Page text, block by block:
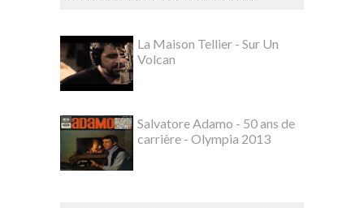
La Maison Tellier - Sur Un
Volcan
Salvatore Adamo - 50 ans de
carrière - Olympia 2013